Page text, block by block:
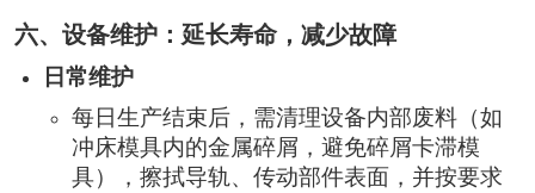
六、设备维护：延长寿命，减少故障
日常维护
每日生产结束后，需清理设备内部废料（如
冲床模具内的金属碎屑，避免碎屑卡滞模
具），擦拭导轨、传动部件表面，并按要求